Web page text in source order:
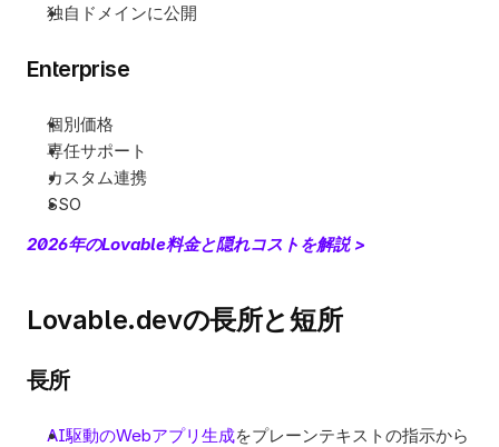
独自ドメインに公開
Enterprise
個別価格
専任サポート
カスタム連携
SSO
2026年のLovable料金と隠れコストを解説 >
Lovable.devの長所と短所
長所
AI駆動のWebアプリ生成をプレーンテキストの指示から